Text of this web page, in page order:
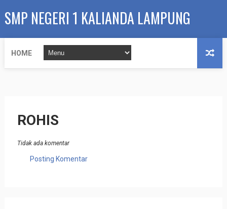
SMP NEGERI 1 KALIANDA LAMPUNG
SELATAN
HOME
ROHIS
Tidak ada komentar
Posting Komentar